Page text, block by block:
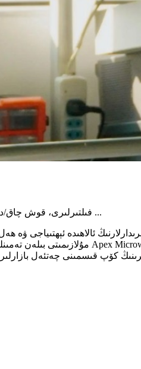
Apex Microwave شىركىتى RF فىلتىرلىرى، قوش چاق/دىپلېكسېرلار، بىرلەشتۈرگۈچ/كۆپ چاق ...